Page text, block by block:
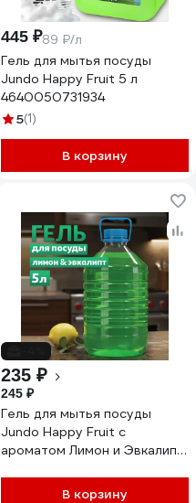
445 ₽89 ₽/л
Гель для мытья посуды
Jundo Happy Fruit 5 л
4640050731934
5(1)
В корзину
235 ₽
245 ₽
Гель для мытья посуды
Jundo Happy Fruit с
ароматом Лимон и Эвкалипт,
В корзину